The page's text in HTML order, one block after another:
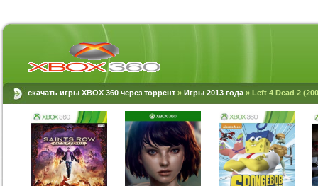
скачать игры XBOX 360 через торрент » Игры 2013 года » Left 4 Dead 2